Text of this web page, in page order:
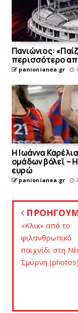
Πανιώνιoς:
περισσότερο
panionianea.gr
Η Ιωάννα
ομάδων βόλεϊ –
ευρώ
panionianea.gr
«Κλικ» από το
φιλανθρωπικό
παιχνίδι στη
Σμύρνη (photos)